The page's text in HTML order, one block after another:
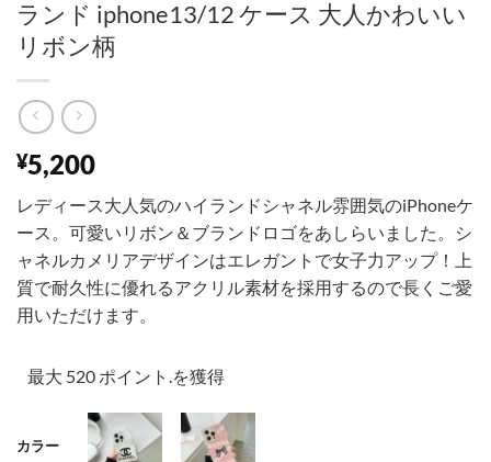
ランド iphone13/12 ケース 大人かわいい
リボン柄
¥5,200
レディース大人気のハイランドシャネル雰囲気のiPhoneケ
ース。可愛いリボン＆ブランドロゴをあしらいました。シ
ャネルカメリアデザインはエレガントで女子力アップ！上
質で耐久性に優れるアクリル素材を採用するので長くご愛
用いただけます。
最大 520 ポイント.を獲得
カラー